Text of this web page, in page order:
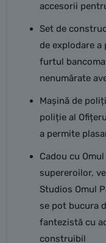
accesorii
Set de
de explodare
furtul
nenumărate
Mașină de
poliție al
a permite
Cadou cu
supereroilor,
Studios Omul
se pot bucura
fantezistă cu
construibil